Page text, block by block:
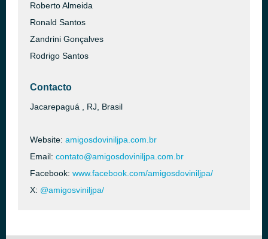
Roberto Almeida
Ronald Santos
Zandrini Gonçalves
Rodrigo Santos
Contacto
Jacarepaguá , RJ, Brasil
Website: amigosdoviniljpa.com.br
Email: contato@amigosdoviniljpa.com.br
Facebook: www.facebook.com/amigosdoviniljpa/
X: @amigosviniljpa/